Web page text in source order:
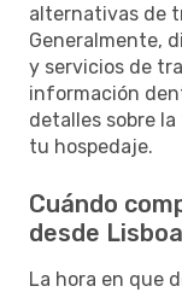
alternativas de
Generalmente,
y servicios de
información
detalles sobre
tu hospedaje.
Cuándo
desde
La hora en que